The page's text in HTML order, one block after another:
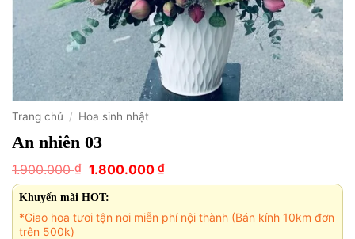
Trang chủ / Hoa sinh nhật
An nhiên 03
1.900.000₫ Giá
gốc
là:
1.900.000 ₫.
1.800.000 ₫Giá
hiện
1.800.000 ₫.
Khuyến mãi HOT:
*Giao hoa tươi tận nơi miễn phí nội thành (Bán kính 10km đơn
trên 500k)